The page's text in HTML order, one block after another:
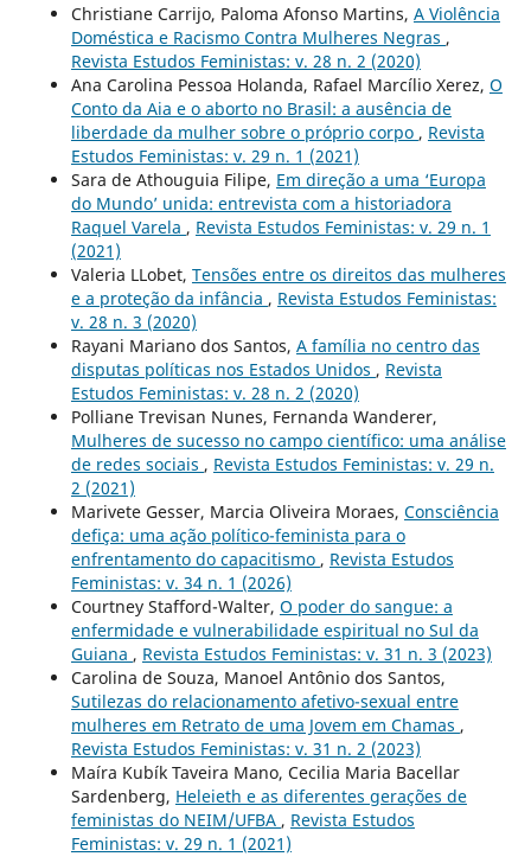
Christiane Carrijo, Paloma Afonso Martins, A Violência
Doméstica e Racismo Contra Mulheres Negras ,
Revista Estudos Feministas: v. 28 n. 2 (2020)
Ana Carolina Pessoa Holanda, Rafael Marcílio Xerez, O
Conto da Aia e o aborto no Brasil: a ausência de
liberdade da mulher sobre o próprio corpo , Revista
Estudos Feministas: v. 29 n. 1 (2021)
Sara de Athouguia Filipe, Em direção a uma ‘Europa
do Mundo’ unida: entrevista com a historiadora
Raquel Varela , Revista Estudos Feministas: v. 29 n. 1
(2021)
Valeria LLobet, Tensões entre os direitos das mulheres
e a proteção da infância , Revista Estudos Feministas:
v. 28 n. 3 (2020)
Rayani Mariano dos Santos, A família no centro das
disputas políticas nos Estados Unidos , Revista
Estudos Feministas: v. 28 n. 2 (2020)
Polliane Trevisan Nunes, Fernanda Wanderer,
Mulheres de sucesso no campo científico: uma análise
de redes sociais , Revista Estudos Feministas: v. 29 n.
2 (2021)
Marivete Gesser, Marcia Oliveira Moraes, Consciência
defiça: uma ação político-feminista para o
enfrentamento do capacitismo , Revista Estudos
Feministas: v. 34 n. 1 (2026)
Courtney Stafford-Walter, O poder do sangue: a
enfermidade e vulnerabilidade espiritual no Sul da
Guiana , Revista Estudos Feministas: v. 31 n. 3 (2023)
Carolina de Souza, Manoel Antônio dos Santos,
Sutilezas do relacionamento afetivo-sexual entre
mulheres em Retrato de uma Jovem em Chamas ,
Revista Estudos Feministas: v. 31 n. 2 (2023)
Maíra Kubík Taveira Mano, Cecilia Maria Bacellar
Sardenberg, Heleieth e as diferentes gerações de
feministas do NEIM/UFBA , Revista Estudos
Feministas: v. 29 n. 1 (2021)